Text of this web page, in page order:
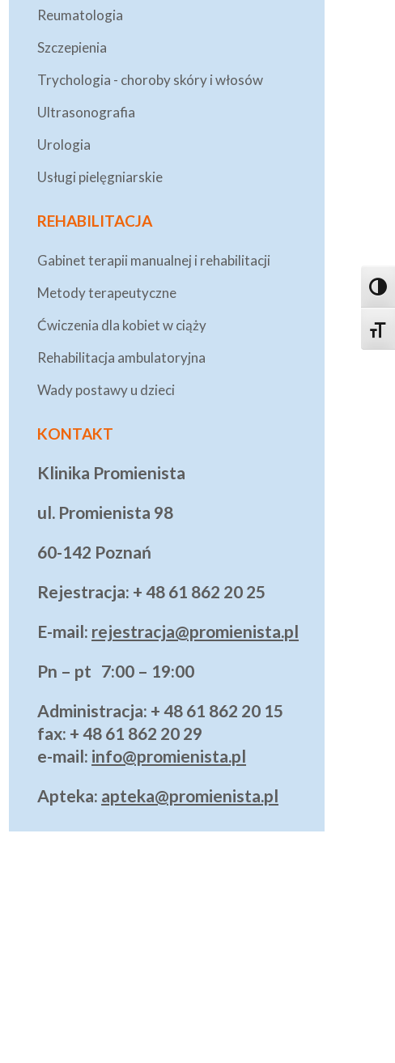
Reumatologia
Szczepienia
Trychologia - choroby skóry i włosów
Ultrasonografia
Urologia
Usługi pielęgniarskie
REHABILITACJA
Gabinet terapii manualnej i rehabilitacji
Metody terapeutyczne
Ćwiczenia dla kobiet w ciąży
Rehabilitacja ambulatoryjna
Wady postawy u dzieci
KONTAKT
Klinika Promienista
ul. Promienista 98
60-142 Poznań
Rejestracja: + 48 61 862 20 25
E-mail: rejestracja@promienista.pl
Pn – pt 7:00 – 19:00
Administracja: + 48 61 862 20 15
fax: + 48 61 862 20 29
e-mail: info@promienista.pl
Apteka: apteka@promienista.pl